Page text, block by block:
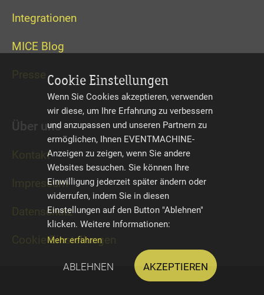
Cookie Einstellungen
Wenn Sie Cookies akzeptieren, verwenden
wir diese, um Ihre Erfahrung zu verbessern
und anzupassen und unseren Partnern zu
ermöglichen, Ihnen EVENTMACHINE-
Anzeigen zu zeigen, wenn Sie andere
Websites besuchen. Sie können Ihre
Einwilligung jederzeit später ändern oder
widerrufen, indem Sie in diesen
Einstellungen auf den Button "Ablehnen"
klicken. Weitere Informationen:
Mehr erfahren
Ablehnen Akzeptieren
Integrationen
MICE Blog
Über uns
Kontakt
Impressum
Datenschutz
Cookie Einstellungen